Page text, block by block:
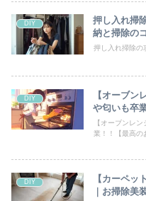
DIY
押し入れ掃
納と掃除の
押し入れ掃除の
DIY
【オーブン
や匂いも卒
【オーブンレ
業！！【最高の
DIY
【カーペッ
｜お掃除美